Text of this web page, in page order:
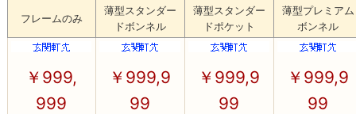
フレームのみ
薄型スタンダー
ドボンネル
薄型スタンダー
ドポケット
薄型プレミアム
ボンネル
￥ 999,
999
￥ 999,9
99
￥ 999,9
99
￥ 999,9
99